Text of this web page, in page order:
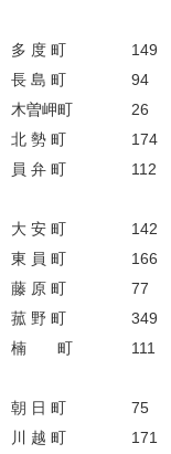
多 度 町 149
長 島 町
94
木曽岬町
26
北 勢 町
174
員 弁 町
112
大 安 町 142
東 員 町
166
藤 原 町
77
菰 野 町
349
楠 町
111
朝 日 町 75
川 越 町
171